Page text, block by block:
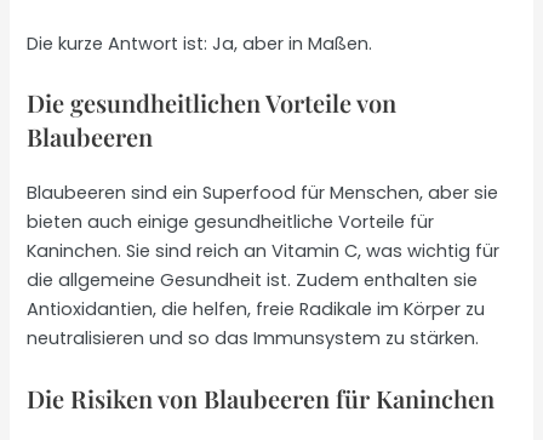
Die kurze Antwort ist: Ja, aber in Maßen.
Die gesundheitlichen Vorteile von
Blaubeeren
Blaubeeren sind ein Superfood für Menschen, aber sie
bieten auch einige gesundheitliche Vorteile für
Kaninchen. Sie sind reich an Vitamin C, was wichtig für
die allgemeine Gesundheit ist. Zudem enthalten sie
Antioxidantien, die helfen, freie Radikale im Körper zu
neutralisieren und so das Immunsystem zu stärken.
Die Risiken von Blaubeeren für Kaninchen